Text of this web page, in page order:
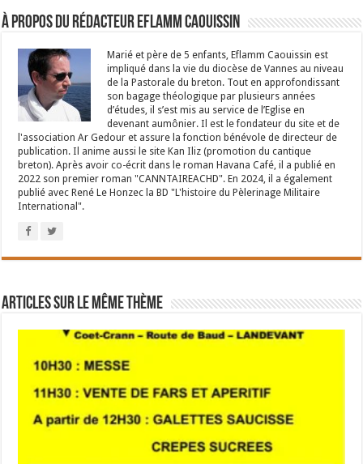
À propos du rédacteur Eflamm Caouissin
Marié et père de 5 enfants, Eflamm Caouissin est
impliqué dans la vie du diocèse de Vannes au niveau
de la Pastorale du breton. Tout en approfondissant
son bagage théologique par plusieurs années
d’études, il s’est mis au service de l’Eglise en
devenant aumônier. Il est le fondateur du site et de
l'association Ar Gedour et assure la fonction bénévole de directeur de
publication. Il anime aussi le site Kan Iliz (promotion du cantique
breton). Après avoir co-écrit dans le roman Havana Café, il a publié en
2022 son premier roman "CANNTAIREACHD". En 2024, il a également
publié avec René Le Honzec la BD "L'histoire du Pèlerinage Militaire
International".
Articles sur le même thème